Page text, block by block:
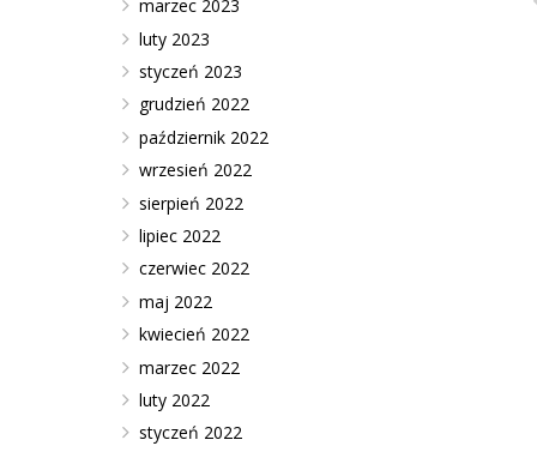
marzec 2023
luty 2023
styczeń 2023
grudzień 2022
październik 2022
wrzesień 2022
sierpień 2022
lipiec 2022
czerwiec 2022
maj 2022
kwiecień 2022
marzec 2022
luty 2022
styczeń 2022